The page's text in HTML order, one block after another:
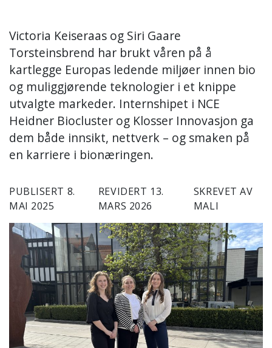
Victoria Keiseraas og Siri Gaare
Torsteinsbrend har brukt våren på å
kartlegge Europas ledende miljøer innen bio
og muliggjørende teknologier i et knippe
utvalgte markeder. Internshipet i NCE
Heidner Biocluster og Klosser Innovasjon ga
dem både innsikt, nettverk – og smaken på
en karriere i bionæringen.
PUBLISERT 8.
MAI 2025
REVIDERT 13.
MARS 2026
SKREVET AV
MALI